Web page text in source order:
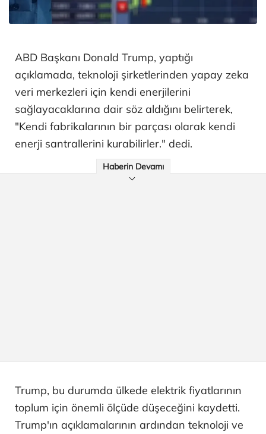
ABD Başkanı Donald Trump, yaptığı
açıklamada, teknoloji şirketlerinden yapay zeka
veri merkezleri için kendi enerjilerini
sağlayacaklarına dair söz aldığını belirterek,
"Kendi fabrikalarının bir parçası olarak kendi
enerji santrallerini kurabilirler." dedi.
Haberin Devamı
Trump, bu durumda ülkede elektrik fiyatlarının
toplum için önemli ölçüde düşeceğini kaydetti.
Trump'ın açıklamalarının ardından teknoloji ve